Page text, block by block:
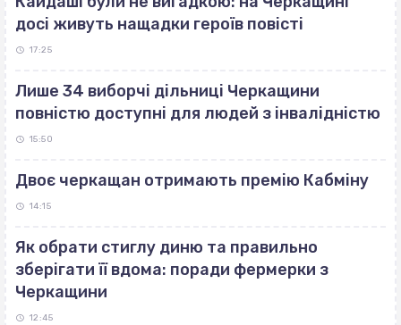
досі живуть нащадки героїв повісті
17:25
Лише 34 виборчі дільниці Черкащини
повністю доступні для людей з інвалідністю
15:50
Двоє черкащан отримають премію Кабміну
14:15
Як обрати стиглу диню та правильно
зберігати її вдома: поради фермерки з
Черкащини
12:45